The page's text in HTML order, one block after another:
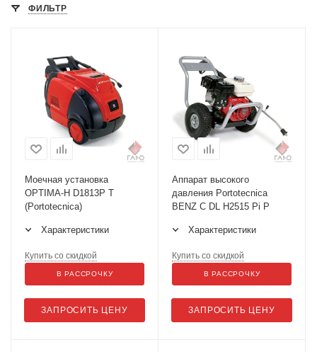
ФИЛЬТР
Моечная установка
OPTIMA-H D1813P T
(Portotecnica)
Характеристики
ЗАПРОСИТЬ ЦЕНУ
Купить со скидкой
В РАССРОЧКУ
Аппарат высокого
давления Portotecnica
BENZ C DL H2515 Pi P
Характеристики
ЗАПРОСИТЬ ЦЕНУ
Купить со скидкой
В РАССРОЧКУ